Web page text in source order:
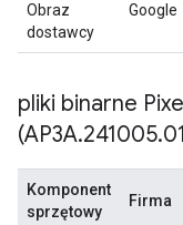
Obraz
dostawcy
Google
pliki binarne
(AP3A.241005.
Komponent
sprzętowy
Firma